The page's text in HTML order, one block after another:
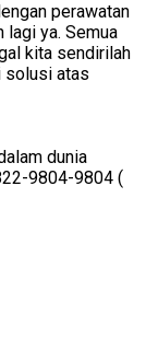
perawatan
lagi ya. Semua
kita sendirilah
solusi atas
dunia
9804-9804 (